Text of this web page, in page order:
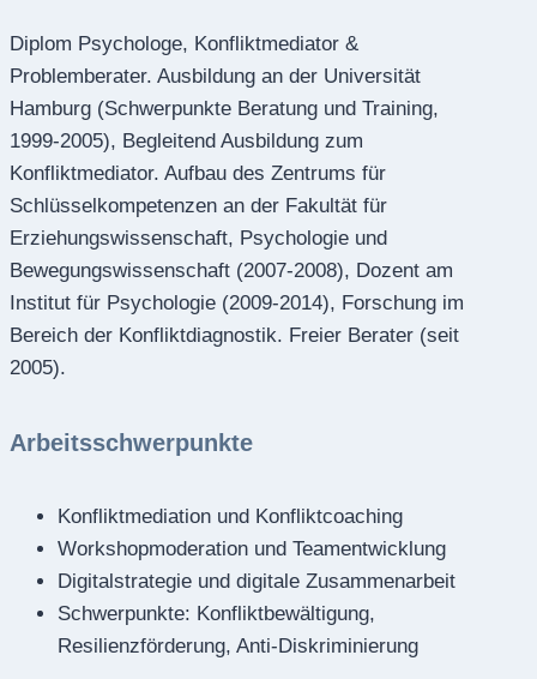
Diplom Psychologe, Konfliktmediator &
Problemberater. Ausbildung an der Universität
Hamburg (Schwerpunkte Beratung und Training,
1999-2005), Begleitend Ausbildung zum
Konfliktmediator. Aufbau des Zentrums für
Schlüsselkompetenzen an der Fakultät für
Erziehungswissenschaft, Psychologie und
Bewegungswissenschaft (2007-2008), Dozent am
Institut für Psychologie (2009-2014), Forschung im
Bereich der Konfliktdiagnostik. Freier Berater (seit
2005).
Arbeitsschwerpunkte
Konfliktmediation und Konfliktcoaching
Workshopmoderation und Teamentwicklung
Digitalstrategie und digitale Zusammenarbeit
Schwerpunkte: Konfliktbewältigung,
Resilienzförderung, Anti-Diskriminierung